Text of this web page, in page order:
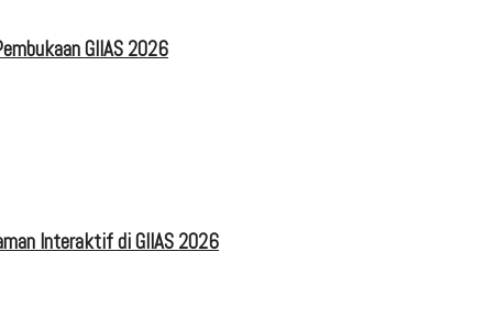
GIIAS 2026
Interaktif di GIIAS 2026